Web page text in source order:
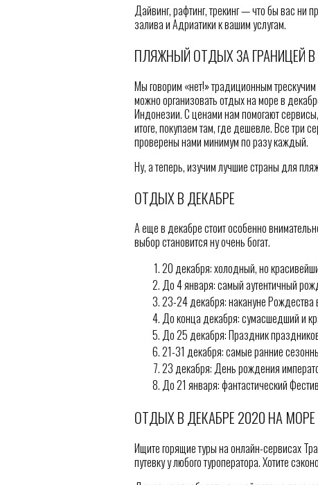
Дайвинг, рафтинг, трекинг — что бы вас ни
залива и Адриатики к вашим услугам.
ПЛЯЖНЫЙ ОТДЫХ ЗА ГРАНИЦЕЙ
Мы говорим «нет!» традиционным
можно организовать отдых на море в
Индонезии. С ценами нам помогают
итоге, покупаем там, где дешевле. Все три
проверены нами минимум по разу каждый.
Ну, а теперь, изучим лучшие страны для
ОТДЫХ В ДЕКАБРЕ
А еще в декабре стоит особенно
выбор становится ну очень богат.
20 декабря: холодный, но
До 4 января: самый аутентичный
23-24 декабря: накануне Рождества
До конца декабря: сумасшедший и
До 25 декабря: Праздник
21-31 декабря: самые ранние
23 декабря: День рождения
До 21 января: фантастический
ОТДЫХ В ДЕКАБРЕ 2020 НА
Ищите горящие туры на онлайн-сервисах
путевку у любого туроператора. Хотите